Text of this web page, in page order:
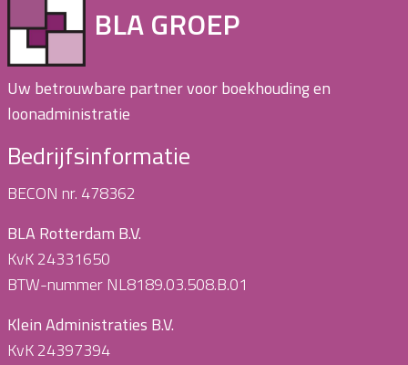
BLA GROEP
Uw betrouwbare partner voor boekhouding en
loonadministratie
Bedrijfsinformatie
BECON nr. 478362
BLA Rotterdam B.V.
KvK 24331650
BTW-nummer NL8189.03.508.B.01
Klein Administraties B.V.
KvK 24397394